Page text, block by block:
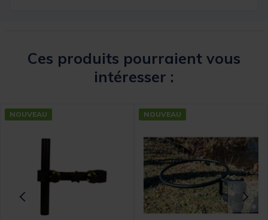
Ces produits pourraient vous
intéresser :
NOUVEAU NOUVEAU